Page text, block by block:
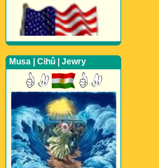
Musa | Cihû | Jewry